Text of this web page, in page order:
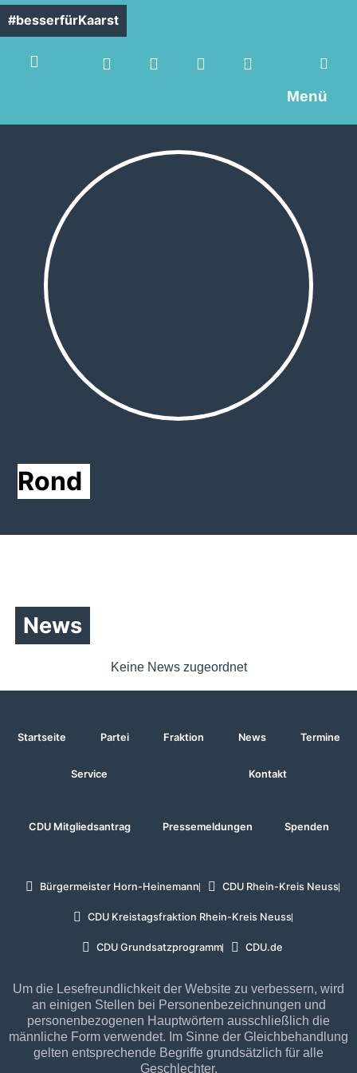
#besserfürKaarst
Menü
Rond
News
Keine News zugeordnet
Startseite Partei Fraktion News Termine
Service Kontakt
CDU Mitgliedsantrag Pressemeldungen Spenden
Bürgermeister Horn-Heinemann CDU Rhein-Kreis Neuss
CDU Kreistagsfraktion Rhein-Kreis Neuss
CDU Grundsatzprogramm CDU.de
Um die Lesefreundlichkeit der Website zu verbessern, wird
an einigen Stellen bei Personenbezeichnungen und
personenbezogenen Hauptwörtern ausschließlich die
männliche Form verwendet. Im Sinne der Gleichbehandlung
gelten entsprechende Begriffe grundsätzlich für alle
Geschlechter.